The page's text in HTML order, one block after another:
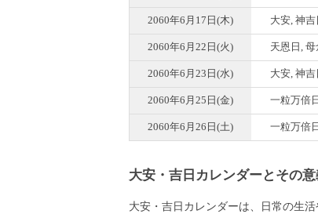
2060年6月17日(木) 大安, 神吉
2060年6月22日(火) 天恩日, 母
2060年6月23日(水) 大安, 神吉
2060年6月25日(金) 一粒万倍
2060年6月26日(土) 一粒万倍
大安・吉日カレンダーとその
大安・吉日カレンダーは、日常の生